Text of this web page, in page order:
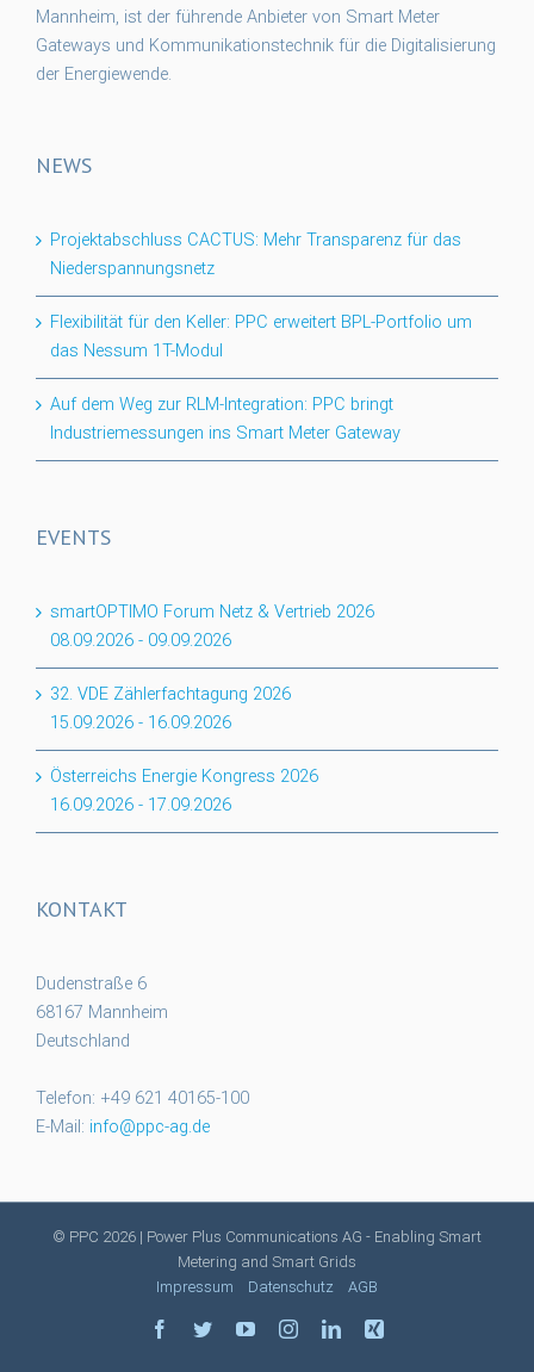
Mannheim, ist der führende Anbieter von Smart Meter
Gateways und Kommunikationstechnik für die Digitalisierung
der Energiewende.
NEWS
Projektabschluss CACTUS: Mehr Transparenz für das
Niederspannungsnetz
Flexibilität für den Keller: PPC erweitert BPL-Portfolio um
das Nessum 1T-Modul
Auf dem Weg zur RLM-Integration: PPC bringt
Industriemessungen ins Smart Meter Gateway
EVENTS
smartOPTIMO Forum Netz & Vertrieb 2026
08.09.2026 - 09.09.2026
32. VDE Zählerfachtagung 2026
15.09.2026 - 16.09.2026
Österreichs Energie Kongress 2026
16.09.2026 - 17.09.2026
KONTAKT
Dudenstraße 6
68167 Mannheim
Deutschland
Telefon: +49 621 40165-100
E-Mail: info@ppc-ag.de
© PPC 2026 | Power Plus Communications AG - Enabling Smart
Metering and Smart Grids
Impressum
Datenschutz AGB
facebook
twitteryoutubeinstagram
linkedinxing